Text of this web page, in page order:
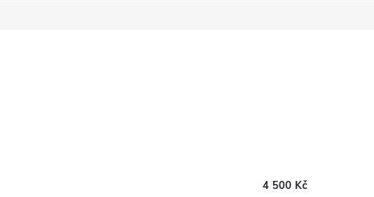
4 500 Kč